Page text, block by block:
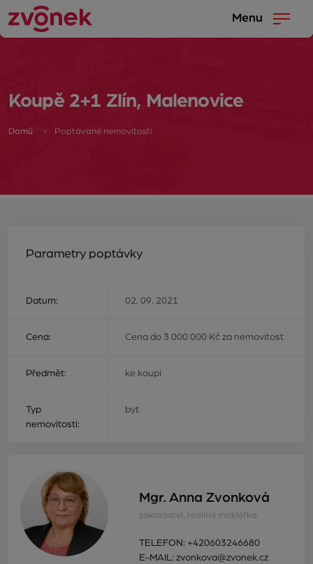
Menu
Koupě 2+1 Zlín, Malenovice
Domů Poptávané nemovitosti
Parametry poptávky
Datum: 02. 09. 2021
Cena: Cena do 3 000 000 Kč za nemovitost
Předmět: ke koupi
Typ
nemovitosti:
byt
Mgr. Anna Zvonková
zakladatel, realitní makléřka
TELEFON: +420603246680
E-MAIL: zvonkova@zvonek.cz